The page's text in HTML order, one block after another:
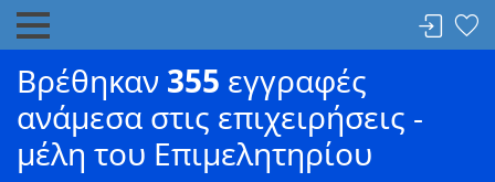
Βρέθηκαν 355 εγγραφές
ανάμεσα στις επιχειρήσεις -
μέλη του Επιμελητηρίου